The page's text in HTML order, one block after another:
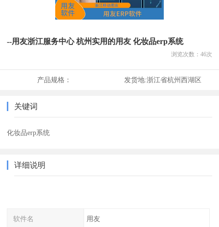
--用友浙江服务中心 杭州实用的用友 化妆品erp系统
浏览次数： 46次
产品规格： 发货地:浙江省杭州西湖区
关键词
化妆品erp系统
详细说明
软件名 用友